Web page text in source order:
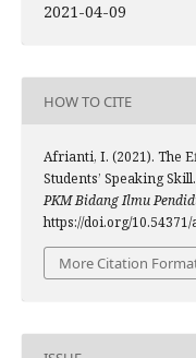
2021-04-09
HOW TO CITE
Afrianti, I. (2021). The
Students’ Speaking
PKM Bidang Ilmu
https://doi.org/
More Citation